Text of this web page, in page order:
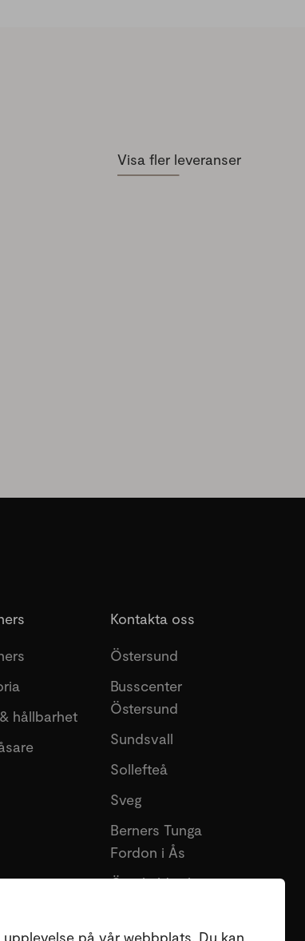
på vår webbplats. Du kan
Visa fler leveranser
hållbarhet
Kontakta oss
Östersund
Busscenter
Östersund
Sundsvall
Sollefteå
Sveg
Berners Tunga
Fordon i Ås
Örnsköldsvik